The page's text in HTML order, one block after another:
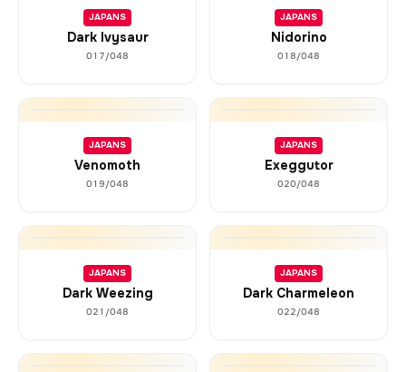
JAPANS
Dark Ivysaur
017/048
JAPANS
Nidorino
018/048
JAPANS
Venomoth
019/048
JAPANS
Exeggutor
020/048
JAPANS
Dark Weezing
021/048
JAPANS
Dark Charmeleon
022/048